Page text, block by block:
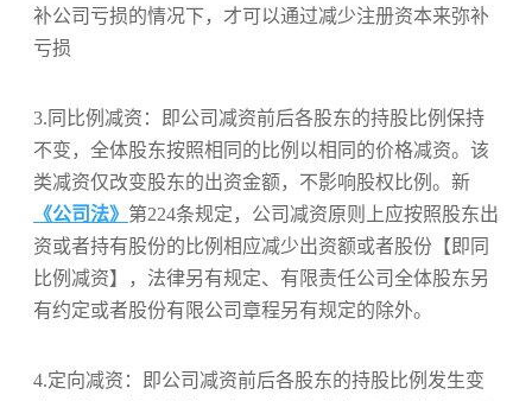
补公司亏损的情况下，才可以通过减少注册资本来弥补
亏损
3.同比例减资：即公司减资前后各股东的持股比例保持
不变，全体股东按照相同的比例以相同的价格减资。该
类减资仅改变股东的出资金额，不影响股权比例。新
《公司法》 第224条规定，公司减资原则上应按照股东出
资或者持有股份的比例相应减少出资额或者股份【即同
比例减资】，法律另有规定、有限责任公司全体股东另
有约定或者股份有限公司章程另有规定的除外。
4.定向减资：即公司减资前后各股东的持股比例发生变